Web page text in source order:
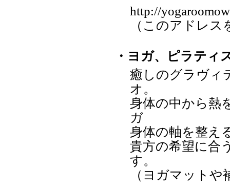
http://
（このアドレ
・ヨガ、ピラティ
癒しのグラヴィ
オ。
身体の中から熱
ガ
身体の軸を整え
貴方の希望に合
す。
（ヨガマット